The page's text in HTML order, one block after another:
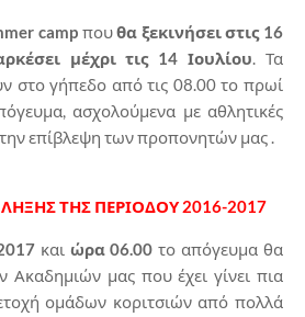
campπουθα ξεκινήσει στις 16
μέχρι τις 14 Ιουλίου. Τα
στο γήπεδο από τις 08.00 το πρωί
ασχολούμενα με αθλητικές
επίβλεψη των προπονητών μας .
ΤΗΣ ΠΕΡΙΟΔΟΥ 2016-2017
και ώρα 06.00 το απόγευμα θα
Ακαδημιών μας που έχει γίνει πια
ομάδων κοριτσιών από πολλά